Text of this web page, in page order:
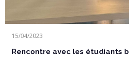
Rencontre avec les étudiants bachelors de
15/04/2023
Rencontre avec les étudiants